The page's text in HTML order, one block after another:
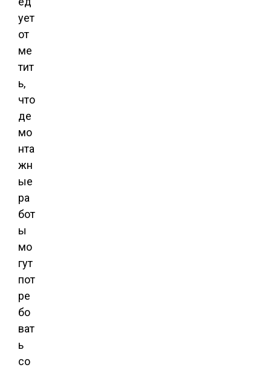
ует
от
ме
тит
ь,
что
де
мо
нта
жн
ые
ра
бот
ы
мо
гут
пот
ре
бо
ват
ь
со